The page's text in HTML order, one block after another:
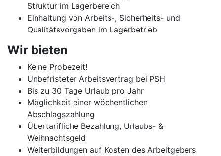
Struktur im Lagerbereich
Einhaltung von Arbeits-, Sicherheits- und
Qualitätsvorgaben im Lagerbetrieb
Wir bieten
Keine Probezeit!
Unbefristeter Arbeitsvertrag bei PSH
Bis zu 30 Tage Urlaub pro Jahr
Möglichkeit einer wöchentlichen
Abschlagszahlung
Übertarifliche Bezahlung, Urlaubs- &
Weihnachtsgeld
Weiterbildungen auf Kosten des Arbeitgebers